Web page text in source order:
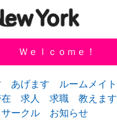
新規登録
教えて！
Ｗｅｌｃｏｍｅ！
あげます ルームメイト
求人 求職 教えます
サークル お知らせ